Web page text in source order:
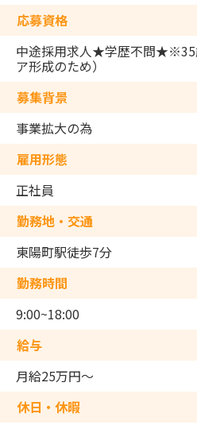
応募資格
中途採用求人★学歴不問★※35
ア形成のため）
募集背景
事業拡大の為
雇用形態
正社員
勤務地・交通
東陽町駅徒歩7分
勤務時間
9:00~18:00
給与
月給25万円～
休日・休暇